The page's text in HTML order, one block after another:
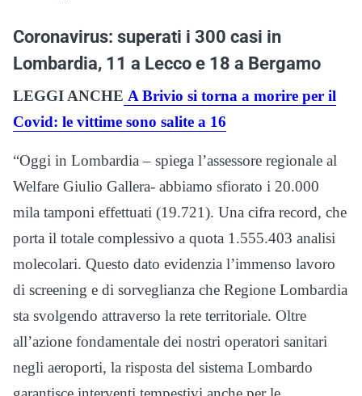
Coronavirus: superati i 300 casi in
Lombardia, 11 a Lecco e 18 a Bergamo
LEGGI ANCHE A Brivio si torna a morire per il
Covid: le vittime sono salite a 16
“Oggi in Lombardia – spiega l’assessore regionale al
Welfare Giulio Gallera- abbiamo sfiorato i 20.000
mila tamponi effettuati (19.721). Una cifra record, che
porta il totale complessivo a quota 1.555.403 analisi
molecolari. Questo dato evidenzia l’immenso lavoro
di screening e di sorveglianza che Regione Lombardia
sta svolgendo attraverso la rete territoriale. Oltre
all’azione fondamentale dei nostri operatori sanitari
negli aeroporti, la risposta del sistema Lombardo